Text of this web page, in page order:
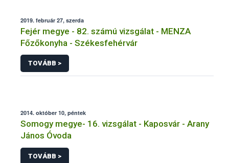
2019. február 27, szerda
Fejér megye - 82. számú vizsgálat - MENZA
Főzőkonyha - Székesfehérvár
TOVÁBB >
2014. október 10, péntek
Somogy megye- 16. vizsgálat - Kaposvár - Arany
János Óvoda
TOVÁBB >